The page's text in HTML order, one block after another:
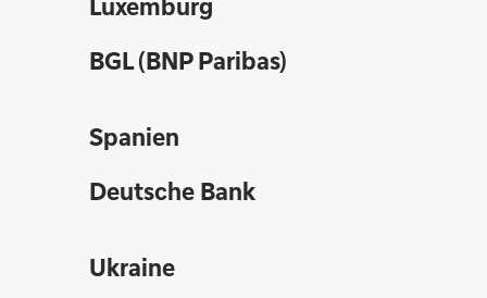
BGL (BNP Paribas)
Spanien
Deutsche Bank
Ukraine